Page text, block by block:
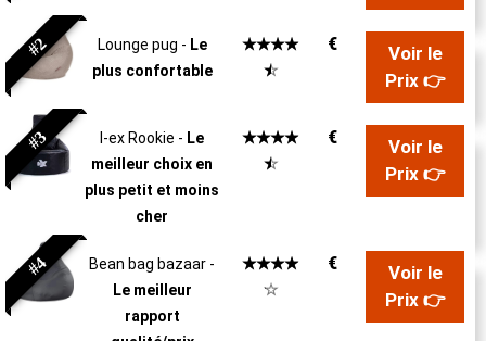
#2 Lounge pug - Le
plus confortable
☆☆☆☆
☆
€
Voir le
Prix 👉
#3 I-ex Rookie - Le
meilleur choix en
plus petit et moins
cher
☆☆☆☆
☆
€
Voir le
Prix 👉
#4
Bean bag bazaar -
Le meilleur
rapport
☆☆☆☆
☆
€
Voir le
Prix 👉